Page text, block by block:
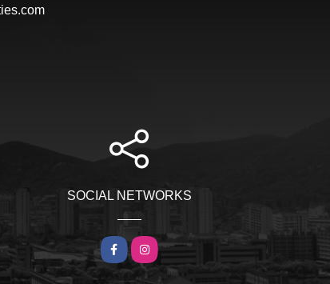
SOCIAL NETWORKS
FacebookInstagram